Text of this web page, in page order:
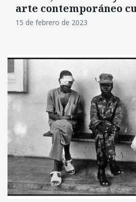
arte contemporáneo
15 de febrero de 2023